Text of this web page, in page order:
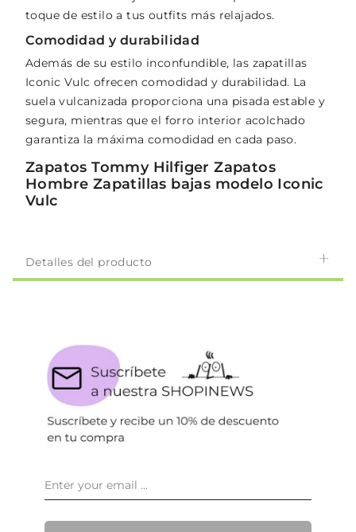
toque de estilo a tus outfits más relajados.
Comodidad y durabilidad
Además de su estilo inconfundible, las zapatillas
Iconic Vulc ofrecen comodidad y durabilidad. La
suela vulcanizada proporciona una pisada estable y
segura, mientras que el forro interior acolchado
garantiza la máxima comodidad en cada paso.
Zapatos Tommy Hilfiger Zapatos
Hombre Zapatillas bajas modelo Iconic
Vulc
Detalles del producto